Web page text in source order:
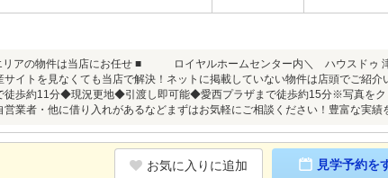
リアの物件は当店にお任せ ■ ロイヤルホームセンター内＼ ハウスドゥ
サイトを見なくても当店で解決！ネットに掲載していない物件は店頭でご紹
徒歩約11分◆現況更地◆引渡し即可能◆愛西プラザまで徒歩約15分※写真をク
業者・他に借り入れがあるなどまずはお気軽にご相談ください！豊富な実績
お気に入りに追加 見学予約を